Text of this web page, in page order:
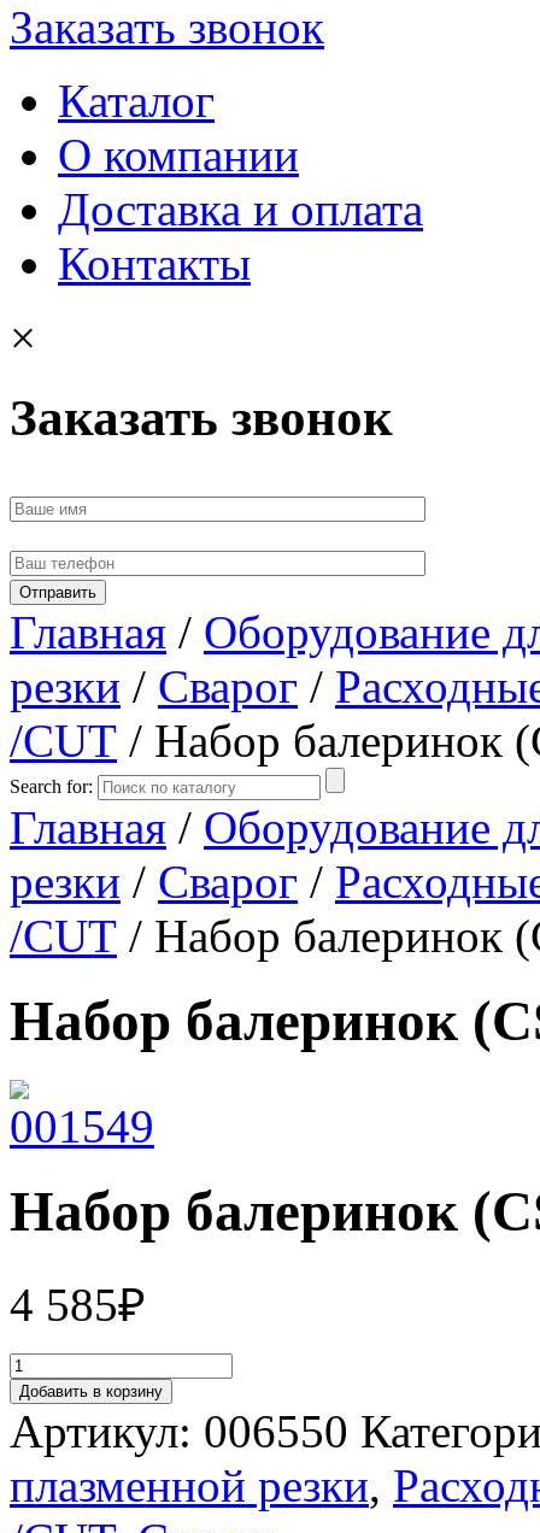
Заказать звонок
Каталог
О компании
Доставка и оплата
Контакты
×
Заказать звонок
Главная / Оборудование
резки / Сварог /
/CUT / Набор балеринок
Search for:
Главная / Оборудование
резки / Сварог /
/CUT / Набор балеринок
Набор балеринок
Набор балеринок
4 585₽
Добавить в корзину
Артикул: 006550
плазменной резки,